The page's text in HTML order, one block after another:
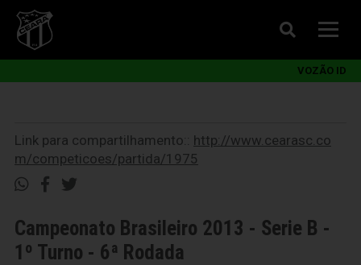
VOZÃO ID
Link para compartilhamento:: http://www.cearasc.co
m/competicoes/partida/1975
Campeonato Brasileiro 2013 - Serie B -
1º Turno - 6ª Rodada